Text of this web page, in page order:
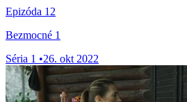
Epizóda 12
Bezmocné 1
Séria 1 •26. okt 2022